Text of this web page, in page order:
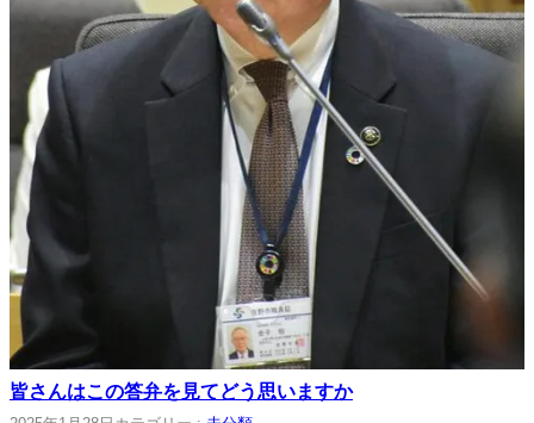
皆さんはこの答弁を見てどう思いますか